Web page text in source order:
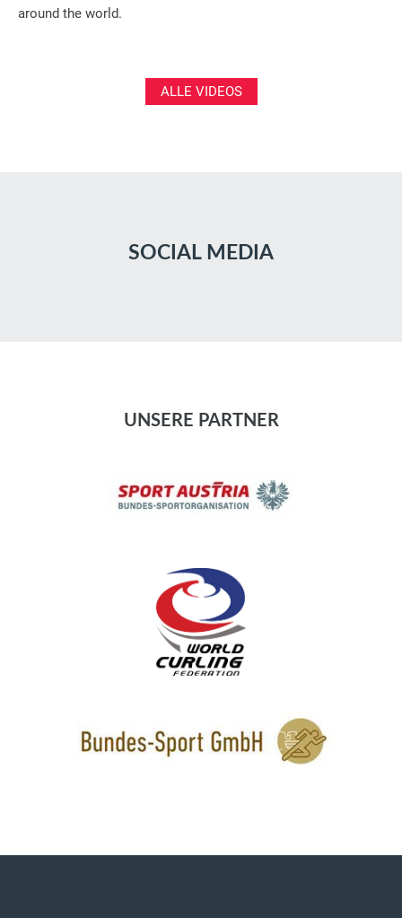
around the world.
ALLE VIDEOS
SOCIAL MEDIA
UNSERE PARTNER